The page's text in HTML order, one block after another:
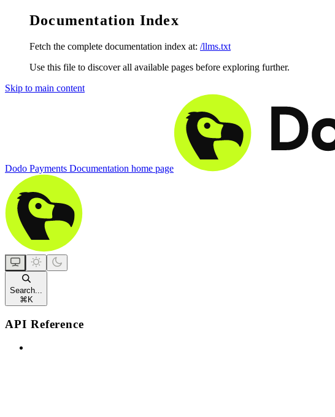
Documentation Index
Fetch the complete documentation index at: /llms.txt
Use this file to discover all available pages before exploring further.
Skip to main content
Dodo Payments Documentation home page
Search...
⌘ K
API Reference